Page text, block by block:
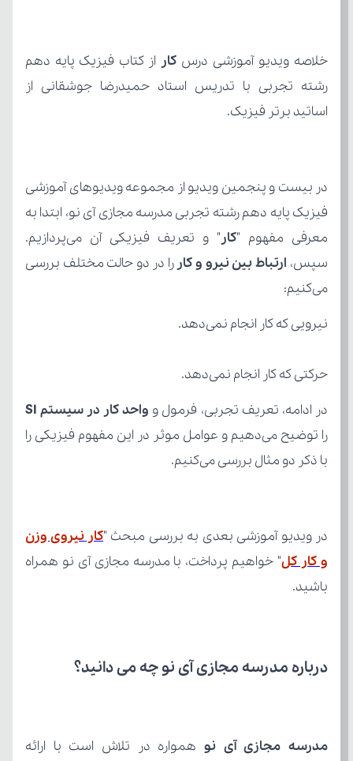
خلاصه ویدیو آموزشی درس کار
اساتید برتر فیزیک.
معرفی مفهوم "کار
سپس، ارتباط بین نیرو و کار
می‌کنیم:
نیرویی که کار انجام نمی‌دهد.
حرکتی که کار انجام نمی‌دهد.
در ادامه، تعریف تجربی، فرمول و واحد کار در سیستم SI
با ذکر دو مثال بررسی می‌کنیم.
در ویدیو آموزشی بعدی به بررسی مبحث "
و کار کل
باشید.
درباره مدرسه مجازی آی نو چه می‌ دانید؟
مدرسه مجازی آی نو